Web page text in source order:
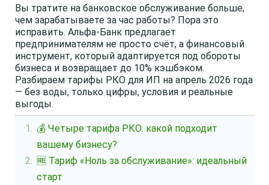
Вы тратите на банковское обслуживание больше,
чем зарабатываете за час работы? Пора это
исправить. Альфа-Банк предлагает
предпринимателям не просто счёт, а финансовый
инструмент, который адаптируется под обороты
бизнеса и возвращает до 10% кэшбэком.
Разбираем тарифы РКО для ИП на апрель 2026 года
— без воды, только цифры, условия и реальные
выгоды.
💰 Четыре тарифа РКО: какой подходит
вашему бизнесу?
🆓 Тариф «Ноль за обслуживание»: идеальный
старт